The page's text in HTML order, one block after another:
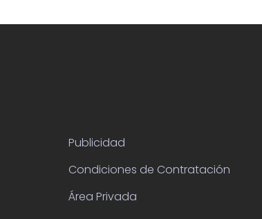
Publicidad
Condiciones de Contratación
Área Privada